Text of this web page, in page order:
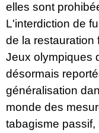
elles sont
L'interdiction de
de la restauration
Jeux olympiques
désormais
généralisation
monde des
tabagisme passif,